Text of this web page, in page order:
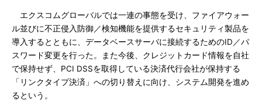
エクスコムグローバルでは一連の事態を受け、ファイアウォー
ル並びに不正侵入防御／検知機能を提供するセキュリティ製品を
導入するとともに、データベースサーバに接続するためのID／パ
スワード変更を行った。また今後、クレジットカード情報を自社
で保持せず、PCI DSSを取得している決済代行会社が保持する
「リンクタイプ決済」への切り替えに向け、システム開発を進め
るという。